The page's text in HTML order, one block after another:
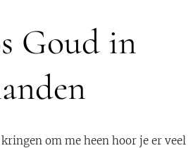
Goud in
om me heen hoor je er veel